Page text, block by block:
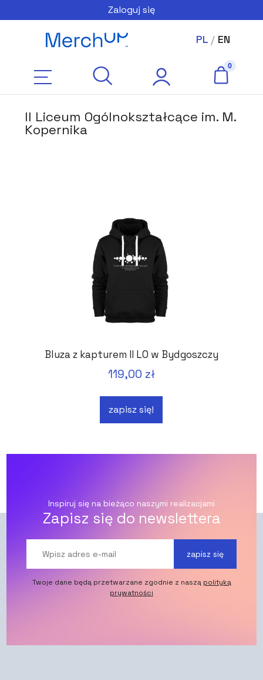
Zaloguj się
PL/ EN
II Liceum Ogólnokształcące im. M.
Kopernika
Bluza z kapturem II LO w Bydgoszczy
119,00 zł
zapisz się!
Inspiruj się na bieżąco naszymi realizacjami
Zapisz się do newslettera
zapisz się
Twoje dane będą przetwarzane zgodnie z naszą polityką
prywatności